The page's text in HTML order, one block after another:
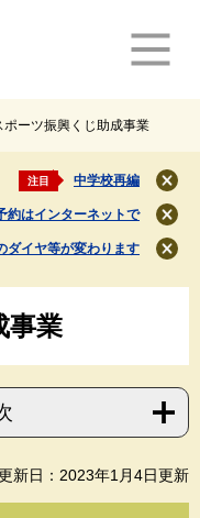
ポーツ振興くじ助成事業
注目 中学校再編
閉
じ
る
約はインターネットで
閉
じ
る
ダイヤ等が変わります
閉
事業
新日：2023年1月4日更新